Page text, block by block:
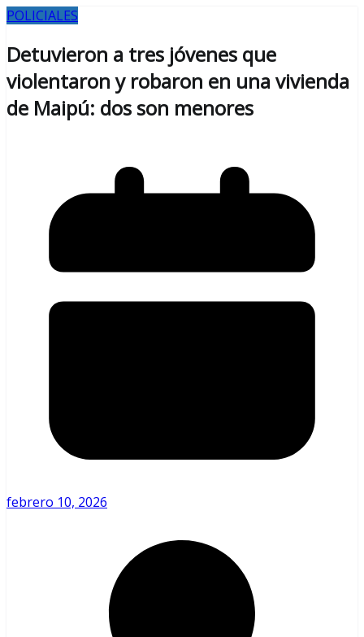
POLICIALES
Detuvieron a tres jóvenes que
violentaron y robaron en una vivienda
de Maipú: dos son menores
febrero 10, 2026